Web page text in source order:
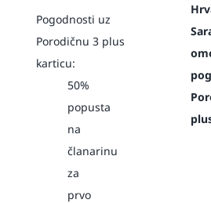
Pogodnosti uz
Porodičnu 3 plus
karticu:
50%
popusta
na
članarinu
za
prvo